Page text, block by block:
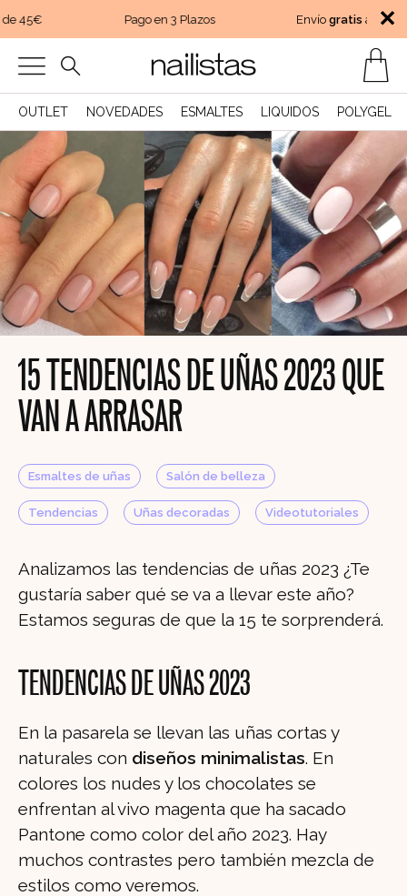
45€ Pago en 3 Plazos Envíogratisa partir✕
OUTLET NOVEDADES ESMALTES LIQUIDOS POLYGEL
15 TENDENCIAS DE UÑAS 2023 QUE
VAN A ARRASAR
Esmaltes de uñas Salón de belleza
Tendencias Uñas decoradas Videotutoriales
Analizamos las tendencias de uñas 2023 ¿Te
gustaría saber qué se va a llevar este año?
Estamos seguras de que la 15 te sorprenderá.
TENDENCIAS DE UÑAS 2023
En la pasarela se llevan las uñas cortas y
naturales con diseños minimalistas. En
colores los nudes y los chocolates se
enfrentan al vivo magenta que ha sacado
Pantone como color del año 2023. Hay
muchos contrastes pero también mezcla de
estilos como veremos.